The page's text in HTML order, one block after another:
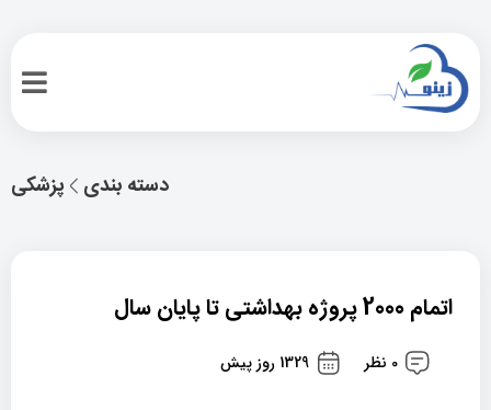
پزشکی دسته بندی
اتمام 2000 پروژه بهداشتی تا پایان سال
0 نظر 1329 روز پیش